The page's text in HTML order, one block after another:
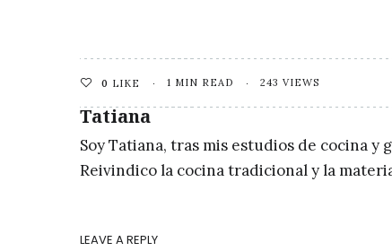
0 LIKE 1 MIN READ 243 VIEWS
Tatiana
Soy Tatiana, tras mis estudios de cocina
Reivindico la cocina tradicional y la
LEAVE A REPLY